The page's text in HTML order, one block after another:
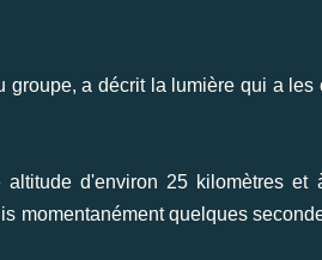
a décrit la lumière qui a les
d'environ 25 kilomètres et
momentanément quelques